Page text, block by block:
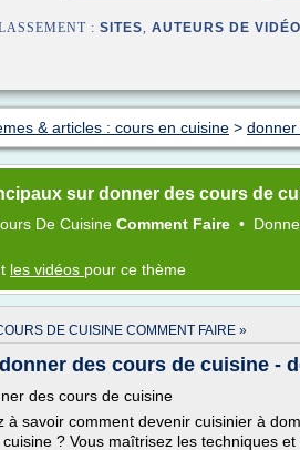
: SITES, AUTEURS DE
& articles : cours en cuisine > donner
sur donner des cours de
De Cuisine Comment Faire •
les vidéos pour ce thème
DE CUISINE COMMENT FAIRE »
des cours de cuisine -
des cours de cuisine
à savoir comment devenir cuisinier à
? Vous maîtrisez les techniques